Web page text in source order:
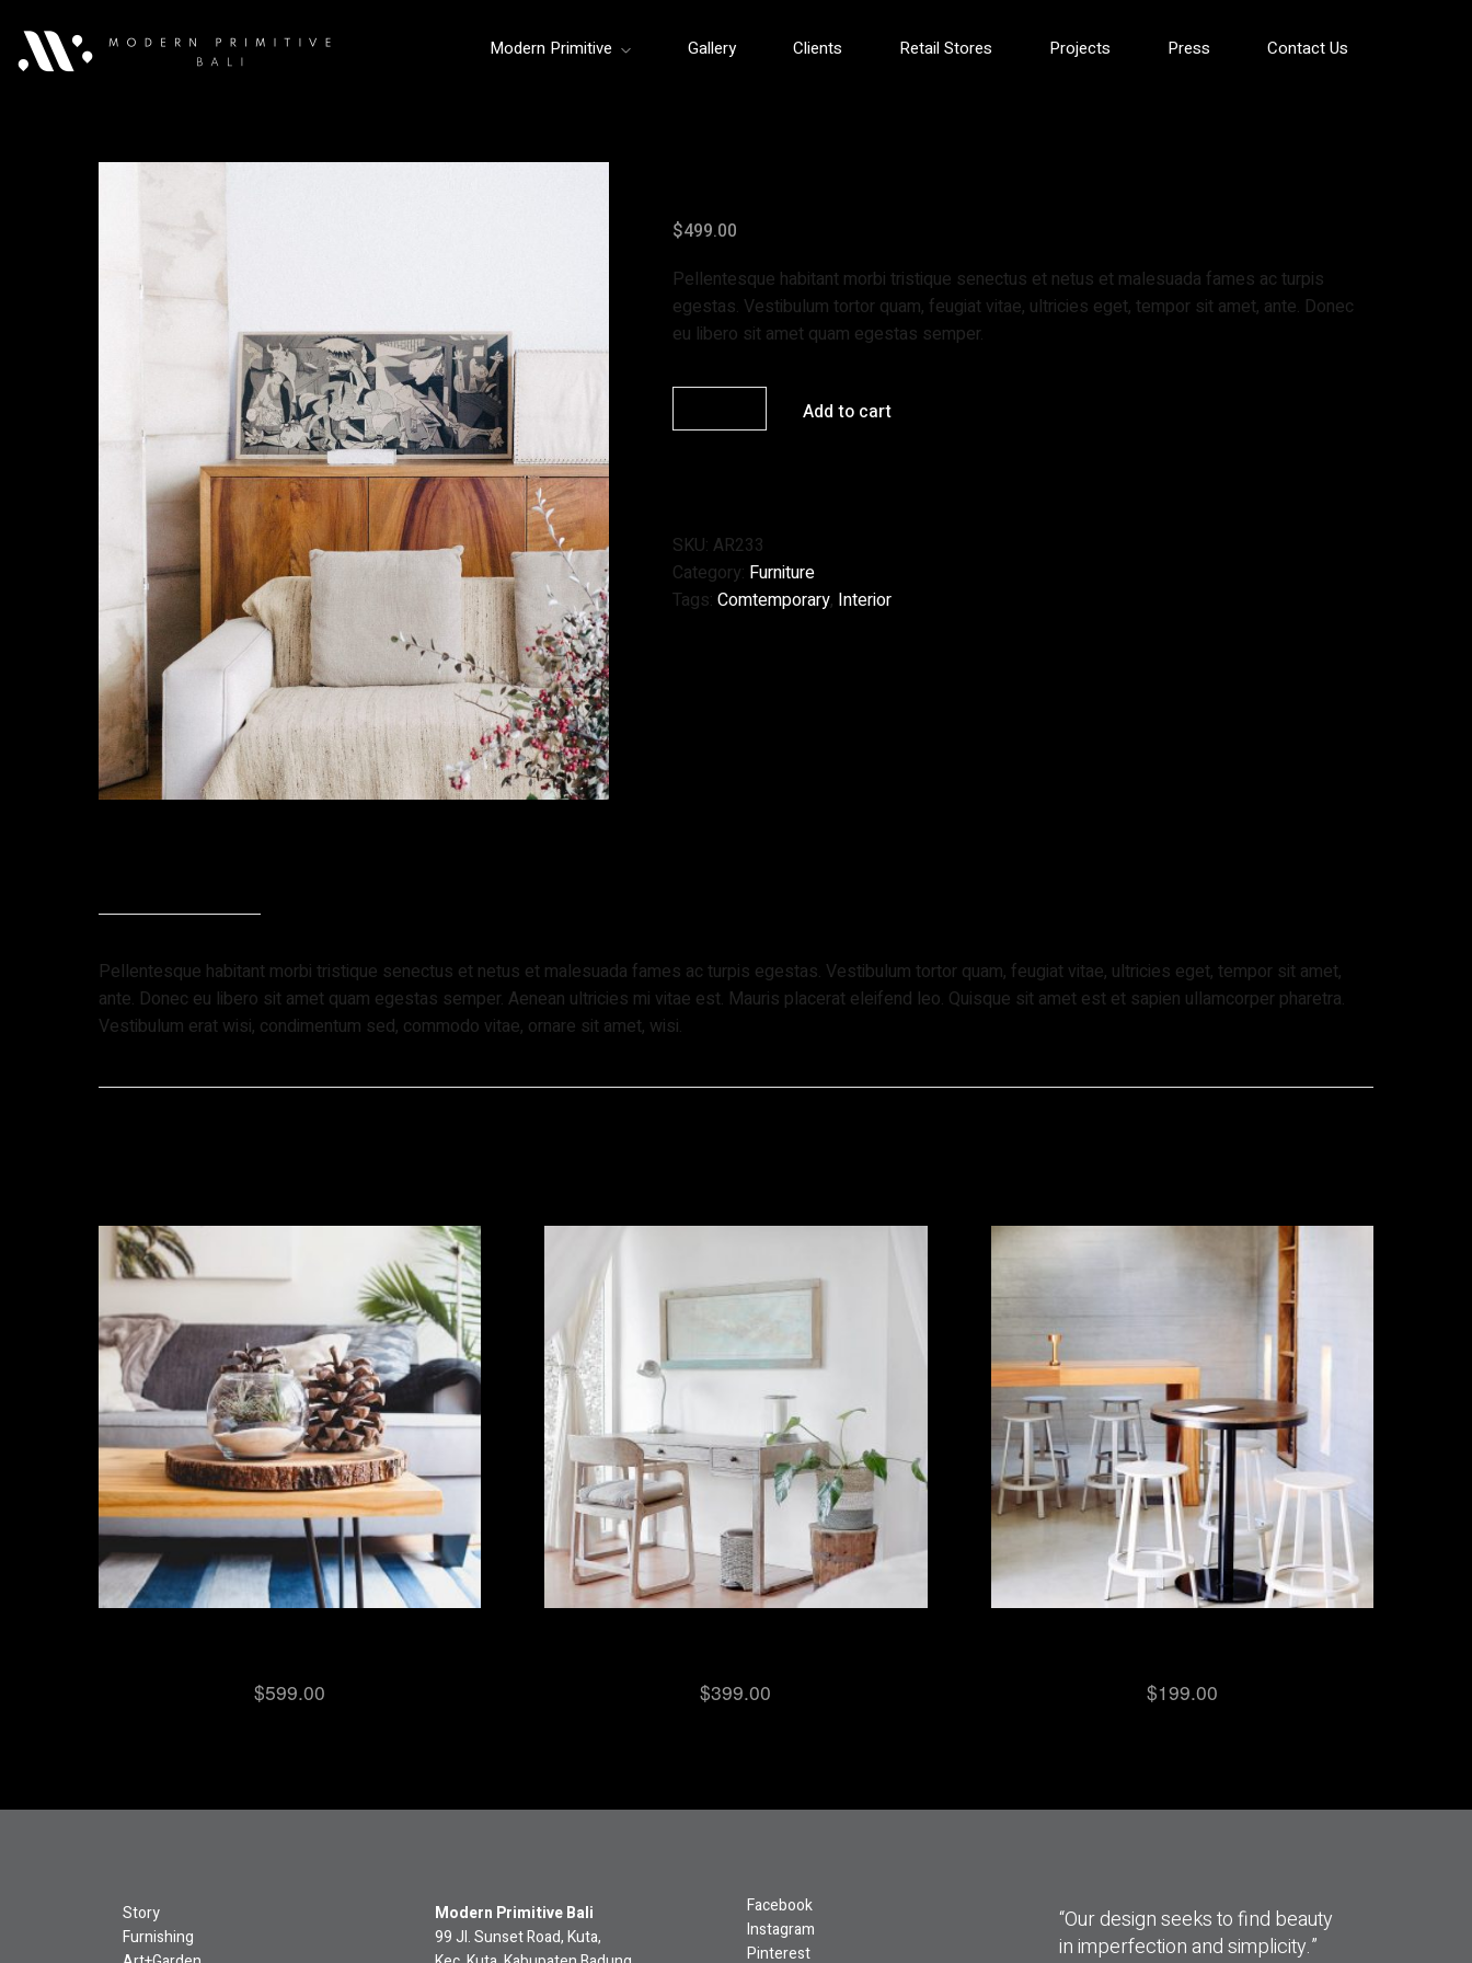
Modern Primitive Gallery Clients Retail Stores Projects Press Contact Us
$499.00
Pellentesque habitant morbi tristique senectus et netus et malesuada fames ac turpis
egestas. Vestibulum tortor quam, feugiat vitae, ultricies eget, tempor sit amet, ante. Donec
eu libero sit amet quam egestas semper.
Add to cart
SKU: AR233
Category: Furniture
Tags: Comtemporary, Interior
Pellentesque habitant morbi tristique senectus et netus et malesuada fames ac turpis egestas. Vestibulum tortor quam, feugiat vitae, ultricies eget, tempor sit amet,
ante. Donec eu libero sit amet quam egestas semper. Aenean ultricies mi vitae est. Mauris placerat eleifend leo. Quisque sit amet est et sapien ullamcorper pharetra.
Vestibulum erat wisi, condimentum sed, commodo vitae, ornare sit amet, wisi.
$599.00 $399.00 $199.00
Story
Furnishing
Modern Primitive Bali
99 Jl. Sunset Road, Kuta,
Facebook
Instagram
Pinterest
“Our design seeks to find beauty
in imperfection and simplicity.”